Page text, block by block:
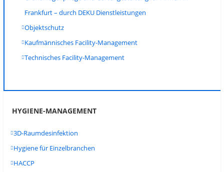
Frankfurt – durch DEKU Dienstleistungen
Objektschutz
Kaufmännisches Facility-Management
Technisches Facility-Management
HYGIENE-MANAGEMENT
3D-Raumdesinfektion
Hygiene für Einzelbranchen
HACCP